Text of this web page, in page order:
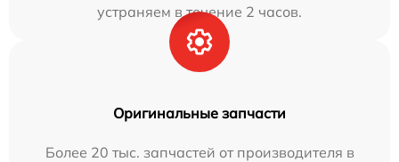
устраняем в течение 2 часов.
Оригинальные запчасти
Более 20 тыс. запчастей от производителя в